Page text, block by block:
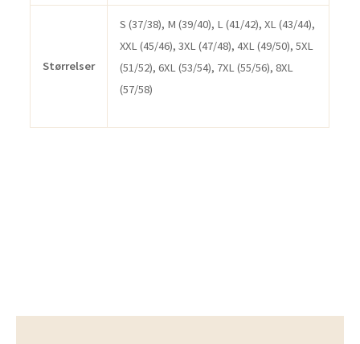
Størrelser
S (37/38), M (39/40), L (41/42), XL (43/44),
XXL (45/46), 3XL (47/48), 4XL (49/50), 5XL
(51/52), 6XL (53/54), 7XL (55/56), 8XL
(57/58)